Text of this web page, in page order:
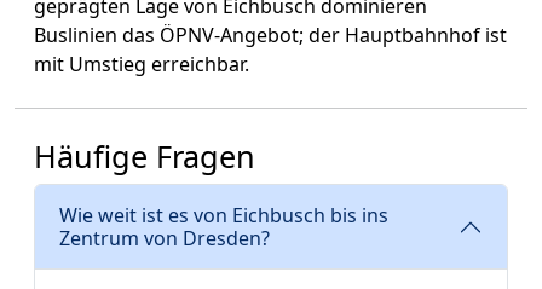
geprägten Lage von Eichbusch dominieren
Buslinien das ÖPNV-Angebot; der Hauptbahnhof ist
mit Umstieg erreichbar.
Häufige Fragen
Wie weit ist es von Eichbusch bis ins
Zentrum von Dresden?